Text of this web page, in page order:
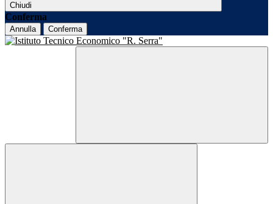
Chiudi
Conferma
Annulla Conferma